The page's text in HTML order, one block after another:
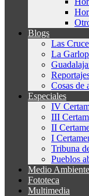
Blogs
Las
La
Cosas de
Especiales
IV
III
II
I
Tribuna
Pueblos
Medio Ambiente
Fototeca
Multimedia